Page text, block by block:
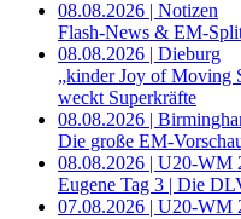
08.08.2026 | Notizen
Flash-News & EM-
08.08.2026 | Dieburg
„kinder Joy of Moving
weckt Superkräfte
08.08.2026 |
Die große EM-
08.08.2026 | U20-WM
Eugene Tag 3 | Die
07.08.2026 | U20-WM